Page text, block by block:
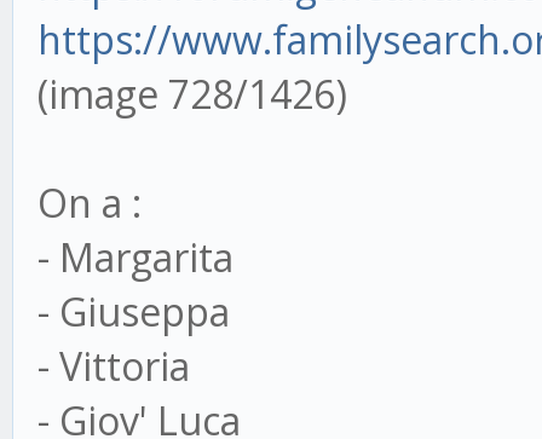
https://
(image 728/1426)
On a :
- Margarita
- Giuseppa
- Vittoria
- Giov' Luca